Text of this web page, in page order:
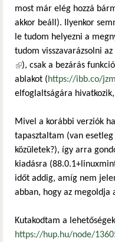
most már elég hozzá
akkor beáll). Ilyenkor
le tudom helyezni a
tudom visszavarázsolni
(külső hivatkozás)
), csak a bezárás
ablakot (https://ibb.co/
elfoglaltságára
Mivel a korábbi verziók
tapasztaltam (van
közületek?), így arra
kiadásra
időt addig, amíg nem
abban, hogy az megoldja
Kutakodtam a
https://hup.hu/node/